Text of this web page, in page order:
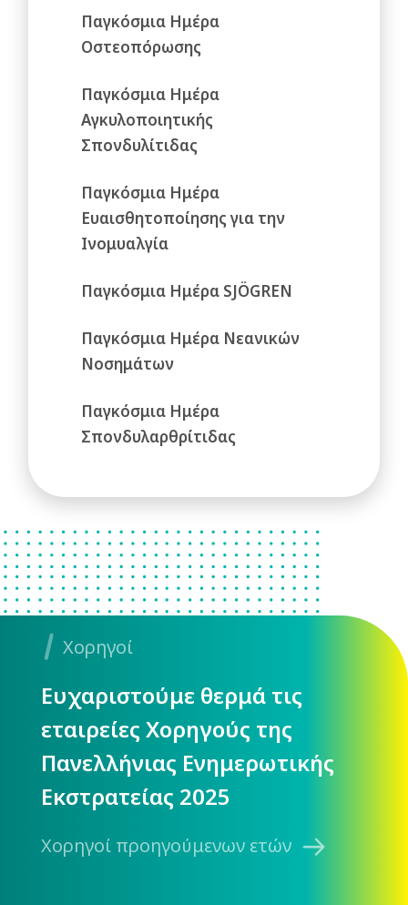
Παγκόσμια Ημέρα
Οστεοπόρωσης
Παγκόσμια Ημέρα
Αγκυλοποιητικής
Σπονδυλίτιδας
Παγκόσμια Ημέρα
Ευαισθητοποίησης για την
Ινομυαλγία
Παγκόσμια Ημέρα SJÖGREN
Παγκόσμια Ημέρα Νεανικών
Νοσημάτων
Παγκόσμια Ημέρα
Σπονδυλαρθρίτιδας
Χορηγοί
Ευχαριστούμε θερμά τις
εταιρείες Χορηγούς της
Πανελλήνιας Ενημερωτικής
Εκστρατείας 2025
Χορηγοί προηγούμενων ετών